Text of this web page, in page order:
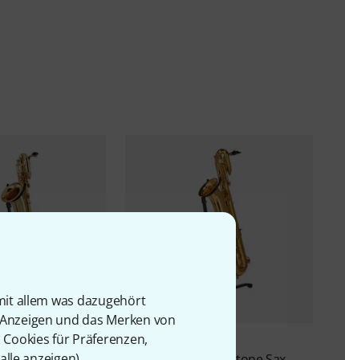
allem was dazugehört
und das Merken von
für Präferenzen,
2